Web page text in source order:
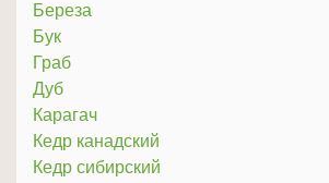
Береза
Бук
Граб
Дуб
Карагач
Кедр канадский
Кедр сибирский